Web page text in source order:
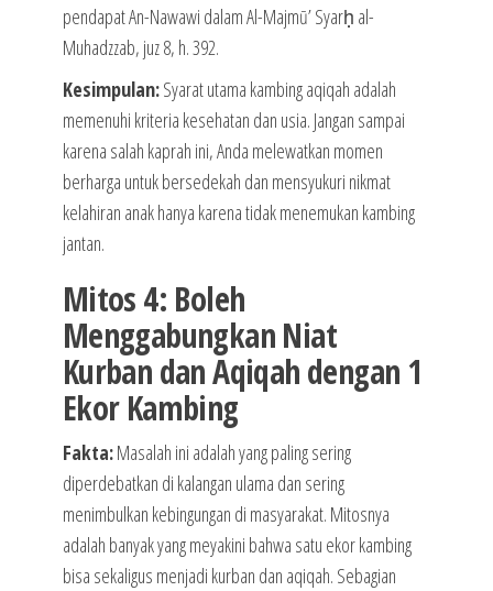
pendapat An-Nawawi dalam Al-Majmū’ Syarḥ al-
Muhadzzab, juz 8, h. 392.
Kesimpulan:Syarat utama kambing aqiqah adalah
memenuhi kriteria kesehatan dan usia. Jangan sampai
karena salah kaprah ini, Anda melewatkan momen
berharga untuk bersedekah dan mensyukuri nikmat
kelahiran anak hanya karena tidak menemukan kambing
jantan.
Mitos 4: Boleh
Menggabungkan Niat
Kurban dan Aqiqah dengan 1
Ekor Kambing
Fakta:Masalah ini adalah yang paling sering
diperdebatkan di kalangan ulama dan sering
menimbulkan kebingungan di masyarakat. Mitosnya
adalah banyak yang meyakini bahwa satu ekor kambing
bisa sekaligus menjadi kurban dan aqiqah. Sebagian